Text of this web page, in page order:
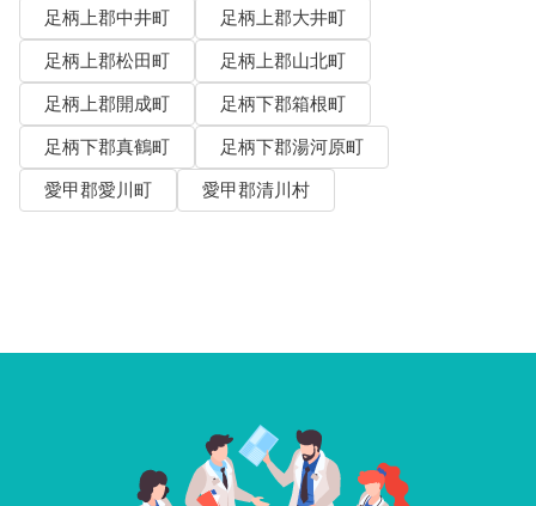
足柄上郡中井町
足柄上郡大井町
足柄上郡松田町
足柄上郡山北町
足柄上郡開成町
足柄下郡箱根町
足柄下郡真鶴町
足柄下郡湯河原町
愛甲郡愛川町
愛甲郡清川村